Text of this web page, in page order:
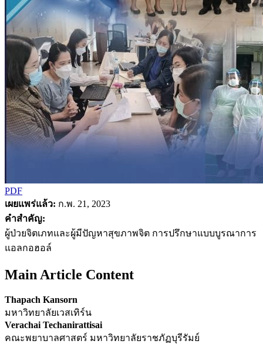
PDF
เผยแพร่แล้ว: ก.พ. 21, 2023
คำสำคัญ:
ผู้ป่วยจิตเภทและผู้มีปัญหาสุขภาพจิต การปรึกษาแบบบูรณาการ
แอลกอฮอล์
Main Article Content
Thapach Kansorn
มหาวิทยาลัยเวสเทิร์น
Verachai Techanirattisai
คณะพยาบาลศาสตร์ มหาวิทยาลัยราชภัฏบุรีรัมย์